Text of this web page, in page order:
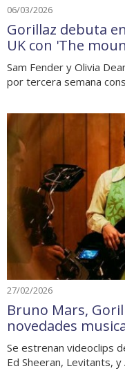
06/03/2026
Gorillaz debuta
UK con 'The
Sam Fender y Olivia
por tercera semana
27/02/2026
Bruno Mars,
novedades
Se estrenan videoclips
Ed Sheeran, Levitants,